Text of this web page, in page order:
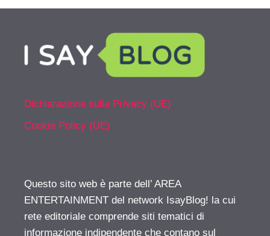
Dichiarazione sulla Privacy (UE)
Cookie Policy (UE)
Questo sito web è parte dell’ AREA
ENTERTAINMENT del network IsayBlog! la cui
rete editoriale comprende siti tematici di
informazione indipendente che contano sul